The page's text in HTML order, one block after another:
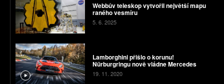
Webbův teleskop vytvořil největší mapu
raného vesmíru
5. 6. 2025
Lamborghini přišlo o korunu!
Nürburgringu nově vládne Mercedes
19. 11. 2020